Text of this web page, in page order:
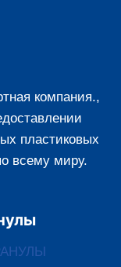
компания.,
пластиковых
всему миру.